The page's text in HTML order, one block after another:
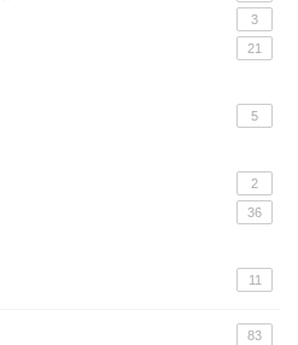
3
21
5
2
36
11
83